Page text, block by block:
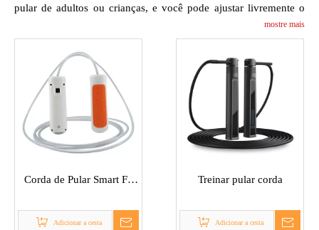
pular de adultos ou crianças, e você pode ajustar livremente o
todas as alturas.Pular corda eficaz pode ajudá-lo a exercitar seus
pulsos e pernas e unir outras partes do corpo, o que é um método
de exercício conveniente.
Eles podem ser usados ​​em ambientes internos e externos.Torna o
salto fácil e divertido.Você pode encontrar aquele apenas para
mostre mais
Corda de Pular Smart Fit
Adicionar a cesta
Treinar pular corda
Adicionar a cesta